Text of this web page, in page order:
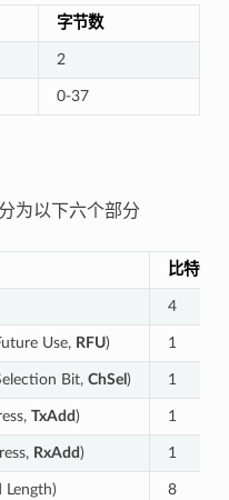
字节数
2
0-37
为以下六个部分
比特位数
4
Use, RFU) 1
Bit, ChSel ) 1
TxAdd) 1
RxAdd) 1
Length) 8